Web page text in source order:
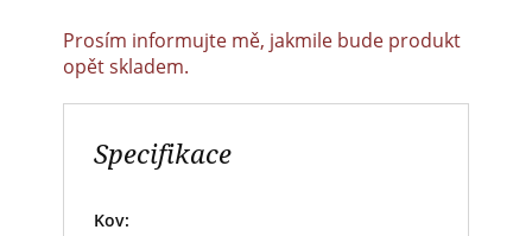
Prosím informujte mě, jakmile bude produkt
opět skladem.
Specifikace
Kov: